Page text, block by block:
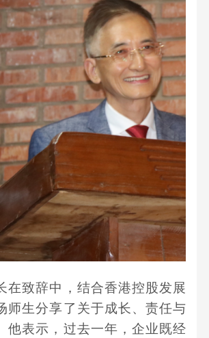
在致辞中，结合香港控股发展
师生分享了关于成长、责任与
他表示，过去一年，企业既经